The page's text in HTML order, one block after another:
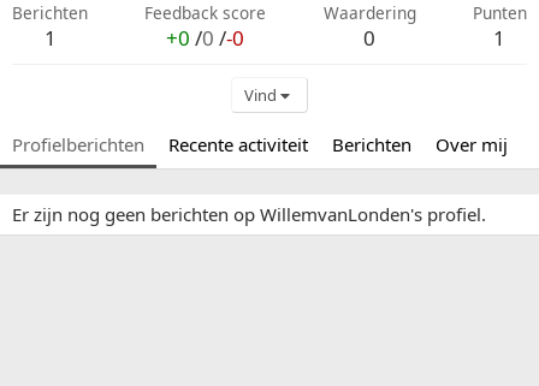
Berichten
1
Feedback score
+0 /0 /-0
Waardering
0
Punten
1
Vind
Profielberichten Recente activiteit Berichten Over mij
Er zijn nog geen berichten op WillemvanLonden's profiel.